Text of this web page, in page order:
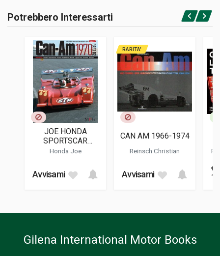
Rilegato
ISBN / EAN
0760300178
Motorbooks International
LINGUA DEL TESTO
DATA DI STAMPA
FORMATO
Accedi o registrati
Potrebbero Interessarti
JOE HONDA
SPORTSCAR
SPECTACLES BY
Honda Joe
Avvisami
RARITA'
CAN AM 1966-1974
Reinsch Christian
Avvisami
€
Gilena International Motor Books